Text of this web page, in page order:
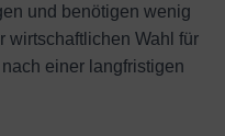
und benötigen wenig
wirtschaftlichen Wahl für
einer langfristigen